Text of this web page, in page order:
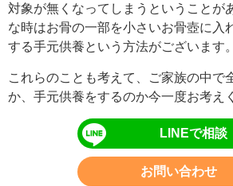
対象が無くなってしまうということが
な時はお骨の一部を小さいお骨壺に入
する手元供養という方法がございます。
これらのことも考えて、ご家族の中で
か、手元供養をするのか今一度お考え
LINEで相談
お問い合わせ